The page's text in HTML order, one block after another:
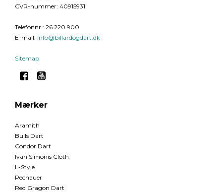
CVR-nummer: 40915931
Telefonnr. : 26 220 900
E-mail: info@billardogdart.dk
Sitemap
Mærker
Aramith
Bulls Dart
Condor Dart
Ivan Simonis Cloth
L-Style
Pechauer
Red Gragon Dart